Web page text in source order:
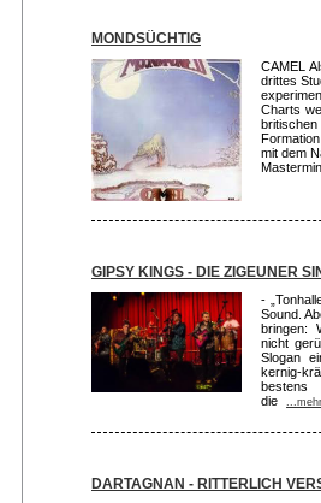
MONDSÜCHTIG
CAMEL
drittes
Charts
mit dem
GIPSY KINGS - DIE ZIGEUNER
-
Sound.
bringen:
nicht
Slogan
kernig-
bestens
die
DARTAGNAN - RITTERLICH